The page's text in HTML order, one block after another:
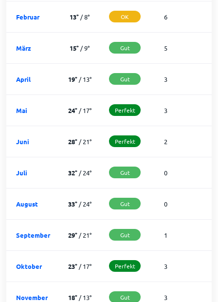
Februar 13° /8° OK 6
März 15° /9° Gut 5
April 19°/13° Gut 3
Mai 24°/17° Perfekt 3
Juni 28°/21° Perfekt 2
Juli 32°/24° Gut 0
August 33°/24° Gut 0
September 29°/21° Gut 1
Oktober 23°/17° Perfekt 3
November 18°/13° Gut 3